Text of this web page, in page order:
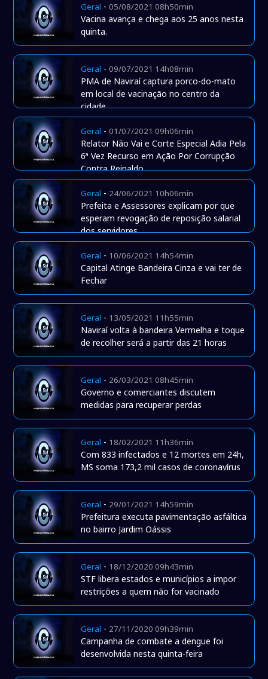
Geral -05/08/2021 08h50min
Vacina avança e chega aos 25 anos nesta
quinta.
Geral -09/07/2021 14h08min
PMA de Naviraí captura porco-do-mato
em local de vacinação no centro da
cidade
Geral -01/07/2021 09h06min
Relator Não Vai e Corte Especial Adia Pela
6ª Vez Recurso em Ação Por Corrupção
Contra Reinaldo
Geral - 24/06/2021 10h06min
Prefeita e Assessores explicam por que
esperam revogação de reposição salarial
dos servidores
Geral - 10/06/2021 14h54min
Capital Atinge Bandeira Cinza e vai ter de
Fechar
Geral - 13/05/2021 11h55min
Naviraí volta à bandeira Vermelha e toque
de recolher será a partir das 21 horas
Geral - 26/03/2021 08h45min
Governo e comerciantes discutem
medidas para recuperar perdas
Geral - 18/02/2021 11h36min
Com 833 infectados e 12 mortes em 24h,
MS soma 173,2 mil casos de coronavírus
Geral - 29/01/2021 14h59min
Prefeitura executa pavimentação asfáltica
no bairro Jardim Oássis
Geral - 18/12/2020 09h43min
STF libera estados e municípios a impor
restrições a quem não for vacinado
Geral - 27/11/2020 09h39min
Campanha de combate a dengue foi
desenvolvida nesta quinta-feira